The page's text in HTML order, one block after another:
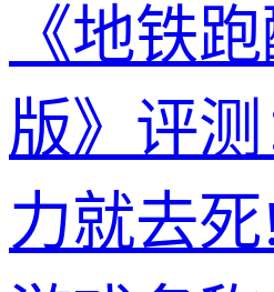
《地铁
版》评
力就去死